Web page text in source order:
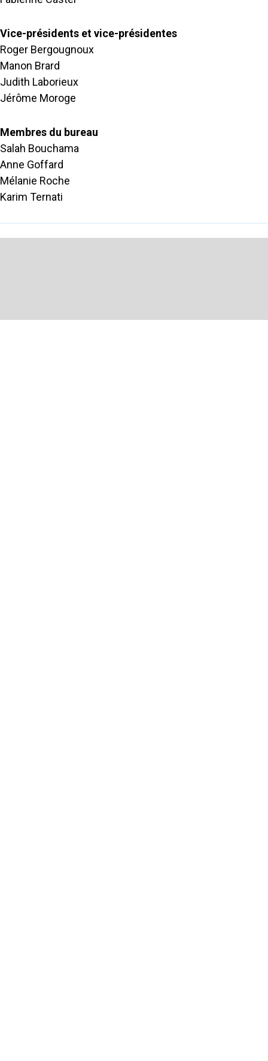
Vice-présidents et vice-présidentes
Roger Bergougnoux
Manon Brard
Judith Laborieux
Jérôme Moroge
Membres du bureau
Salah Bouchama
Anne Goffard
Mélanie Roche
Karim Ternati